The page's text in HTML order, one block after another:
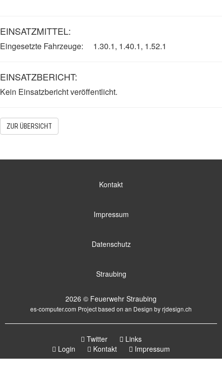
EINSATZMITTEL:
Eingesetzte Fahrzeuge: 1.30.1, 1.40.1, 1.52.1
EINSATZBERICHT:
Kein Einsatzbericht veröffentlicht.
ZUR ÜBERSICHT
Kontakt
Impressum
Datenschutz
Straubing
2026 © Feuerwehr Straubing
es-computer.com Project based on an Design byrjdesign.ch
Twitter
Links
Login
Kontakt Impressum